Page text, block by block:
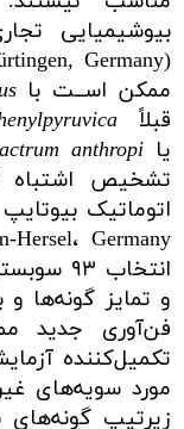
ممکن اســت با
قبلاً
یاanthropi
تشخیص اشتباه
انتخاب
و تمایز گونه‌ها
فن‌آوری جدید
تکمیل‌کننده
مورد سویه‌های
زیرتیپ گونه‌های